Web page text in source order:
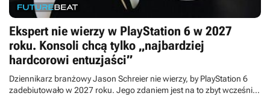
Ekspert nie wierzy w PlayStation 6 w 2027
roku. Konsoli chcą tylko „najbardziej
hardcorowi entuzjaści”
Dziennikarz branżowy Jason Schreier nie wierzy, by PlayStation 6
zadebiutowało w 2027 roku. Jego zdaniem jest na to zbyt wcześnie i